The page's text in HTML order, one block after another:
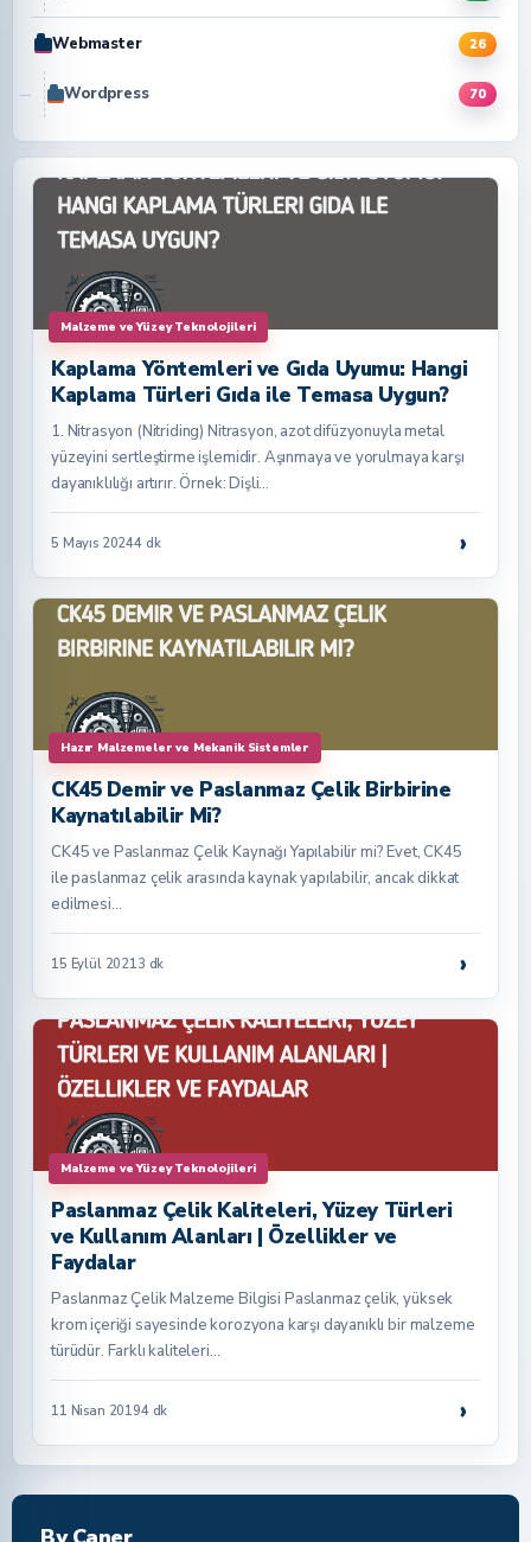
Webmaster 26
Wordpress 70
Malzeme ve Yüzey Teknolojileri
Kaplama Yöntemleri ve Gıda Uyumu: Hangi
Kaplama Türleri Gıda ile Temasa Uygun?
1. Nitrasyon (Nitriding) Nitrasyon, azot difüzyonuyla metal
yüzeyini sertleştirme işlemidir. Aşınmaya ve yorulmaya karşı
dayanıklılığı artırır. Örnek: Dişli…
5 Mayıs 20244 dk ›
Hazır Malzemeler ve Mekanik Sistemler
CK45 Demir ve Paslanmaz Çelik Birbirine
Kaynatılabilir Mi?
CK45 ve Paslanmaz Çelik Kaynağı Yapılabilir mi? Evet, CK45
ile paslanmaz çelik arasında kaynak yapılabilir, ancak dikkat
edilmesi…
15 Eylül 20213 dk ›
Malzeme ve Yüzey Teknolojileri
Paslanmaz Çelik Kaliteleri, Yüzey Türleri
ve Kullanım Alanları | Özellikler ve
Faydalar
Paslanmaz Çelik Malzeme Bilgisi Paslanmaz çelik, yüksek
krom içeriği sayesinde korozyona karşı dayanıklı bir malzeme
türüdür. Farklı kaliteleri…
11 Nisan 20194 dk ›